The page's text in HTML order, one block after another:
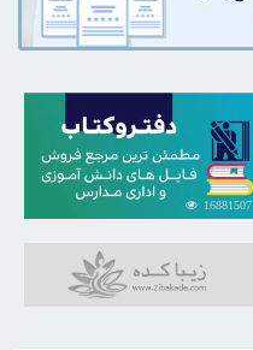
16881507